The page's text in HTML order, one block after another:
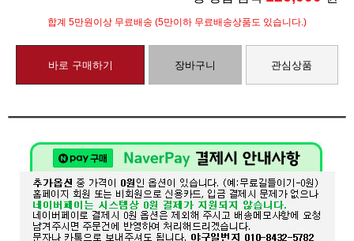
합계 5만원이상 무료배송 (5만이하 무료배송상품도 있습니다.)
바로 구매하기 장바구니 관심상품